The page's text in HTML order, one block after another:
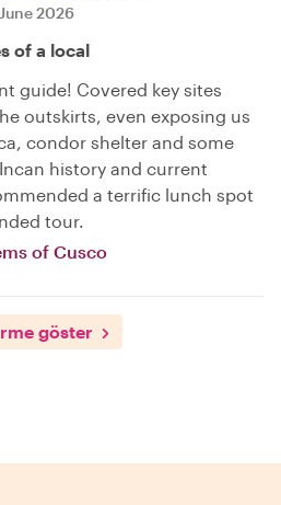
2026
of a local
guide! Covered key sites
outskirts, even exposing us
condor shelter and some
history and current
a terrific lunch spot
tour.
of Cusco
göster